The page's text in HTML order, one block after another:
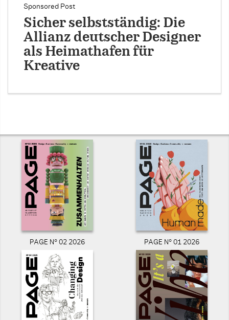
Sponsored Post
Sicher selbstständig: Die
Allianz deutscher Designer
als Heimathafen für
Kreative
PAGE N° 02 2026 PAGE N° 01 2026